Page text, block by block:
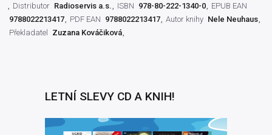
Distributor Radioservis a.s. ISBN 978-80-222-1340-0
EPUB EAN
9788022213417
PDF EAN 9788022213417 Autor knihy Nele Neuhaus
Překladatel
Zuzana Kováčiková
LETNÍ SLEVY CD A KNIH!